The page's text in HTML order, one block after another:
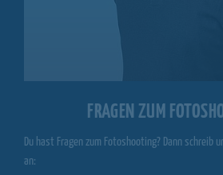
FRAGEN ZUM
Du hast Fragen zum Fotoshooting? Dann schreib
an: